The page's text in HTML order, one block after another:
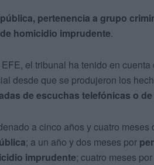
pertenencia a grupo
homicidio imprudente.
el tribunal ha tenido en cuenta
desde que se produjeron los
de escuchas telefónicas o
a cinco años y cuatro meses
; a un año y dos meses por
imprudente; cuatro meses por